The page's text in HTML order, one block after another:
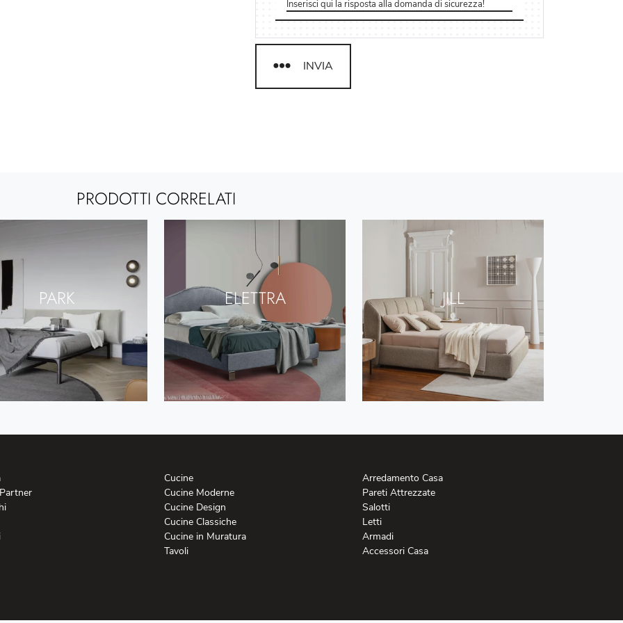
INVIA
PRODOTTI CORRELATI
PARK ELETTRA JILL
Cucine
Cucine Moderne
Cucine Design
Cucine Classiche
Cucine in Muratura
Tavoli
Arredamento Casa
Pareti Attrezzate
Salotti
Letti
Armadi
Accessori Casa